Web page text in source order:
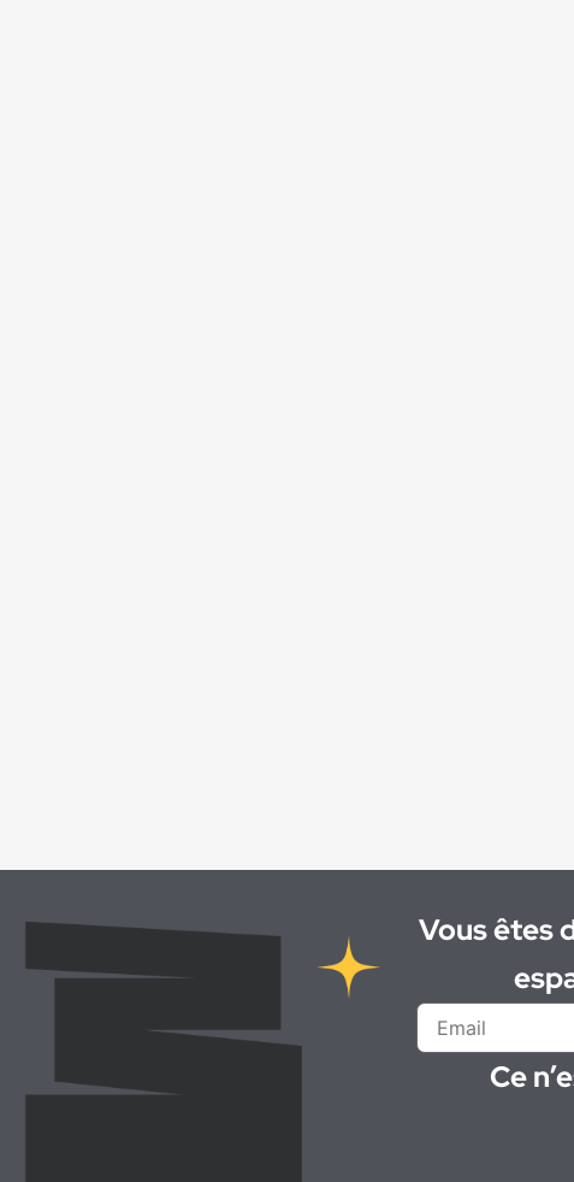
Coffreur-bancheur
Coffreur Bancheur
Conducteur d'engins
Vous êtes
Ce